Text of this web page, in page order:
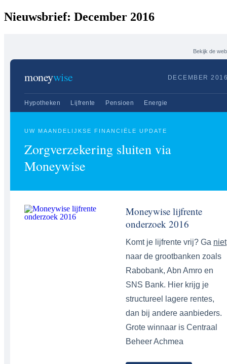
Nieuwsbrief: December 2016
Bekijk de
moneywise DECEMBER
Hypotheken Lijfrente Pensioen Energie
UW MAANDELIJKSE FINANCIËLE UPDATE
Zorgverzekering sluiten via
Moneywise
Moneywise lijfrente
onderzoek 2016
Komt je lijfrente vrij? Ga niet
naar de grootbanken zoals
Rabobank, Abn Amro en
SNS Bank. Hier krijg je
structureel lagere rentes,
dan bij andere aanbieders.
Grote winnaar is Centraal
Beheer Achmea